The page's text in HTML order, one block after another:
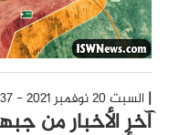
السبت 20 نوفمبر 2021 - 22:37
آخر الأخبار من